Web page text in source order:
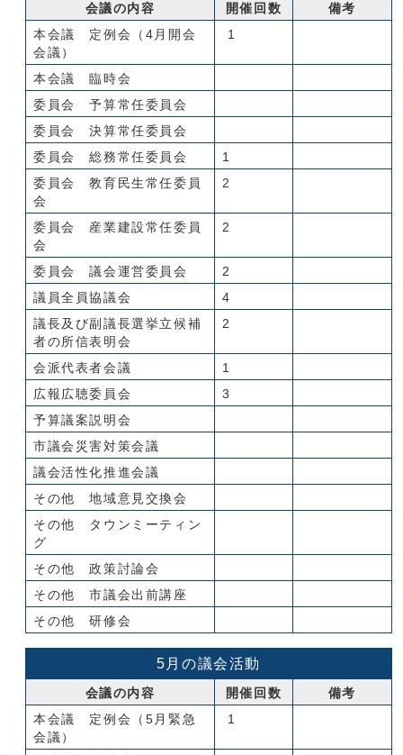
会議の内容 開催回数
備考
本会議 定例会（4月開会
会議）
1
本会議 臨時会
委員会 予算常任委員会
委員会 決算常任委員会
委員会 総務常任委員会
1
委員会 教育民生常任委員
会
2
委員会 産業建設常任委員
会
2
委員会 議会運営委員会
2
議員全員協議会
4
議長及び副議長選挙立候補
者の所信表明会
2
会派代表者会議
1
広報広聴委員会
3
予算議案説明会
市議会災害対策会議
議会活性化推進会議
その他 地域意見交換会
その他 タウンミーティン
グ
その他 政策討論会
その他 市議会出前講座
その他 研修会
5月の議会活動
会議の内容 開催回数
備考
本会議 定例会（5月緊急
会議）
1